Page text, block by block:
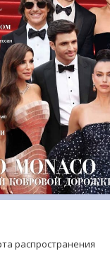
распространения